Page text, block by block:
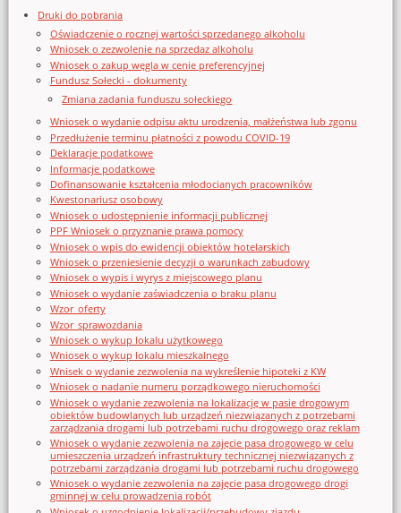
Druki do pobrania
Oświadczenie o rocznej wartości sprzedanego alkoholu
Wniosek o zezwolenie na sprzedaz alkoholu
Wniosek o zakup węgla w cenie preferencyjnej
Fundusz Sołecki - dokumenty
Zmiana zadania funduszu sołeckiego
Wniosek o wydanie odpisu aktu urodzenia, małżeństwa lub zgonu
Przedłużenie terminu płatności z powodu COVID-19
Deklaracje podatkowe
Informacje podatkowe
Dofinansowanie kształcenia młodocianych pracowników
Kwestonariusz osobowy
Wniosek o udostępnienie informacji publicznej
PPF Wniosek o przyznanie prawa pomocy
Wniosek o wpis do ewidencji obiektów hotelarskich
Wniosek o przeniesienie decyzji o warunkach zabudowy
Wniosek o wypis i wyrys z miejscowego planu
Wniosek o wydanie zaświadczenia o braku planu
Wzor_oferty
Wzor_sprawozdania
Wniosek o wykup lokalu użytkowego
Wniosek o wykup lokalu mieszkalnego
Wnisek o wydanie zezwolenia na wykreślenie hipoteki z KW
Wniosek o nadanie numeru porządkowego nieruchomości
Wniosek o wydanie zezwolenia na lokalizację w pasie drogowym
obiektów budowlanych lub urządzeń niezwiązanych z potrzebami
zarządzania drogami lub potrzebami ruchu drogowego oraz reklam
Wniosek o wydanie zezwolenia na zajęcie pasa drogowego w celu
umieszczenia urządzeń infrastruktury technicznej niezwiązanych z
potrzebami zarządzania drogami lub potrzebami ruchu drogowego
Wniosek o wydanie zezwolenia na zajęcie pasa drogowego drogi
gminnej w celu prowadzenia robót